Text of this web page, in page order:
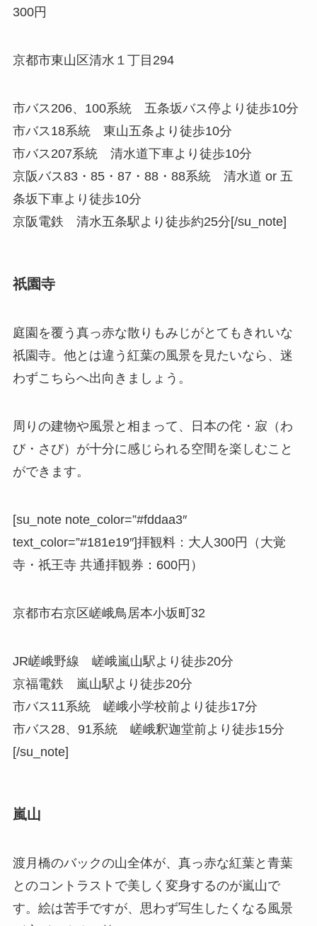
300円
京都市東山区清水１丁目294
市バス206、100系統 五条坂バス停より徒歩10分
市バス18系統 東山五条より徒歩10分
市バス207系統 清水道下車より徒歩10分
京阪バス83・85・87・88・88系統 清水道 or 五
条坂下車より徒歩10分
京阪電鉄 清水五条駅より徒歩約25分[/su_note]
祇園寺
庭園を覆う真っ赤な散りもみじがとてもきれいな
祇園寺。他とは違う紅葉の風景を見たいなら、迷
わずこちらへ出向きましょう。
周りの建物や風景と相まって、日本の侘・寂（わ
び・さび）が十分に感じられる空間を楽しむこと
ができます。
[su_note note_color=”#fddaa3″
text_color=”#181e19″]拝観料：大人300円（大覚
寺・祇王寺 共通拝観券：600円）
京都市右京区嵯峨鳥居本小坂町32
JR嵯峨野線 嵯峨嵐山駅より徒歩20分
京福電鉄 嵐山駅より徒歩20分
市バス11系統 嵯峨小学校前より徒歩17分
市バス28、91系統 嵯峨釈迦堂前より徒歩15分
[/su_note]
嵐山
渡月橋のバックの山全体が、真っ赤な紅葉と青葉
とのコントラストで美しく変身するのが嵐山で
す。絵は苦手ですが、思わず写生したくなる風景